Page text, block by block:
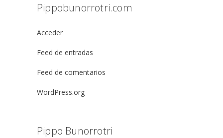
Pippobunorrotri.com
Acceder
Feed de entradas
Feed de comentarios
WordPress.org
Pippo Bunorrotri